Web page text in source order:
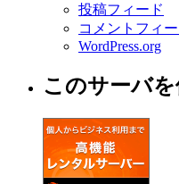
投稿フィード
コメントフィ
WordPress.org
このサーバ